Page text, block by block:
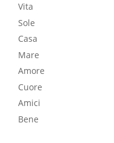
Vita
Sole
Casa
Mare
Amore
Cuore
Amici
Bene